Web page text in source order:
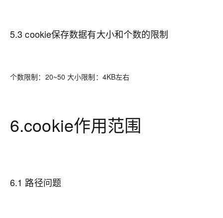
5.3 cookie保存数据有大小和个数的限制
个数限制：20~50 大小限制：4KB左右
6.cookie作用范围
6.1 路径问题